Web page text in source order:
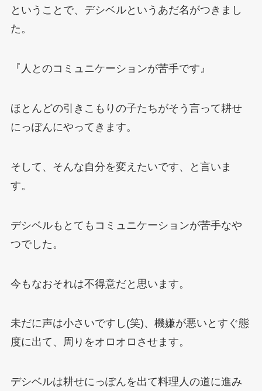
ということで、デシベルというあだ名がつきまし
た。
『人とのコミュニケーションが苦手です』
ほとんどの引きこもりの子たちがそう言って耕せ
にっぽんにやってきます。
そして、そんな自分を変えたいです、と言いま
す。
デシベルもとてもコミュニケーションが苦手なや
つでした。
今もなおそれは不得意だと思います。
未だに声は小さいですし (笑)、機嫌が悪いとすぐ態
度に出て、周りをオロオロさせます。
デシベルは耕せにっぽんを出て料理人の道に進み